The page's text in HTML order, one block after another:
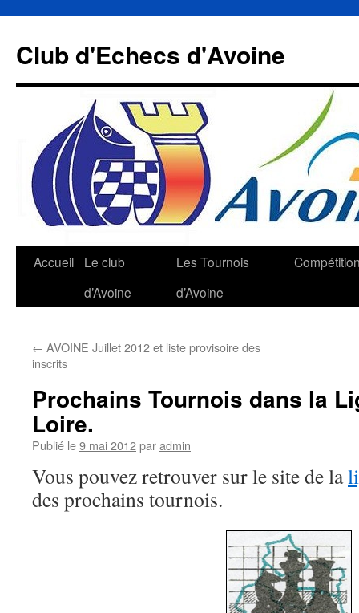
contenu
Club d'Echecs d'Avoine
Accueil
Le club
d’Avoine
Les Tournois
d’Avoine
← AVOINE Juillet 2012 et liste provisoire des
inscrits
Prochains Tournois dans la
Loire.
Publié le9 mai 2012paradmin
Vous pouvez retrouver sur le site de la
des prochains tournois.